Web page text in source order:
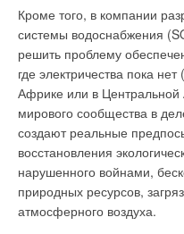
Кроме того, в компании
системы водоснабжения
решить проблему
где электричества пока
Африке или в
мирового сообщества в
создают реальные
восстановления
нарушенного войнами,
природных ресурсов,
атмосферного воздуха.
канализационных стояков,
температуры наружного
условиях) воздухообмен
Если через вытяжную часть
поступает воздух в
эжектирующей
канализационном стояке
давление в нем равно
стержневом характере
смеси в вертикальной
омывают внутреннюю